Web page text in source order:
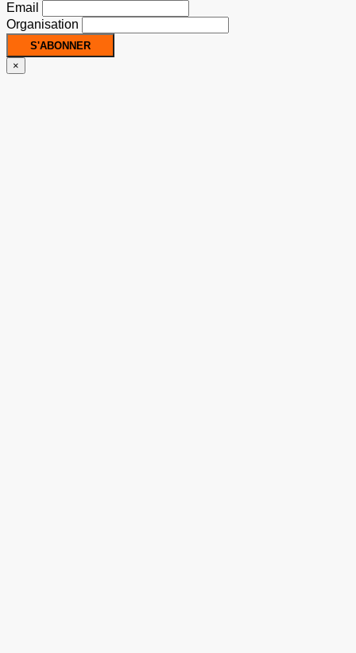
Email
Organisation
×